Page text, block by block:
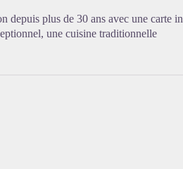
depuis plus de 30 ans avec une carte
une cuisine traditionnelle